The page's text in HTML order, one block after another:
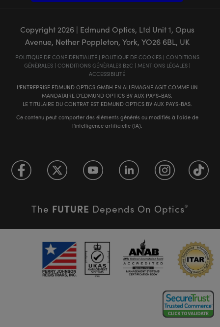
Copyright 2026| Edmund Optics, Ltd Unit 1, Opus
Avenue, Nether Poppleton, York, YO26 6BL, UK
POLITIQUE DE CONFIDENTIALITÉ| POLITIQUE DE COOKIES| CONDITIONS
GÉNÈRALES| CONDITIONS GÉNÈRALES B2C | MENTIONS LÉGALES|
ACCESSIBILITÉ
L'ENTREPRISE EDMUND OPTICS GMBH EN ALLEMAGNE AGIT COMME UN
MANDATAIRE D'EDMUND OPTICS BV AUX PAYS-BAS.
LE TITULAIRE DU CONTRAT EST EDMUND OPTICS BV AUX PAYS-BAS.
Ce contenu peut comporter des éléments générés ou modifiés à l'aide de
l'intelligence artificielle (IA).
The FUTURE Depends On Optics®